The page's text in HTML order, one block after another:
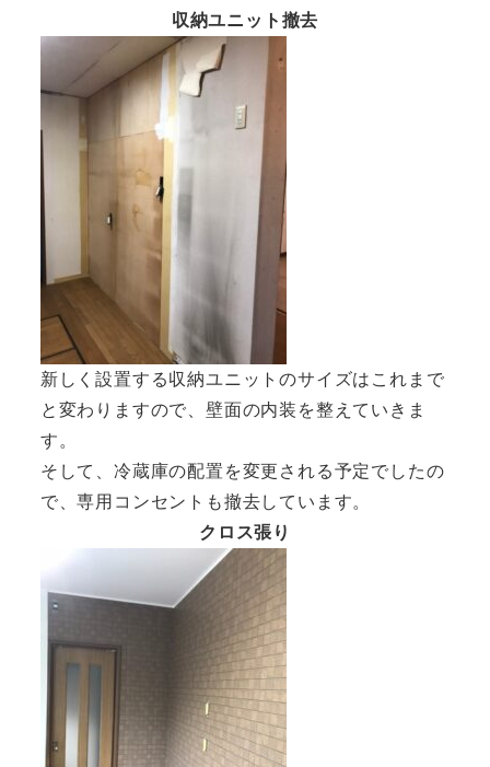
収納ユニット撤去
新しく設置する収納ユニットのサイズはこれまで
と変わりますので、壁面の内装を整えていきま
す。
そして、冷蔵庫の配置を変更される予定でしたの
で、専用コンセントも撤去しています。
クロス張り